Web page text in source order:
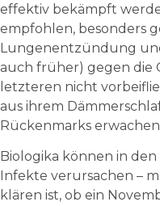
effektiv bekämpft
empfohlen, besonders
Lungenentzündung
auch früher) gegen die
letzteren nicht
aus ihrem
Rückenmarks
Biologika können in
Infekte verursachen –
klären ist, ob ein